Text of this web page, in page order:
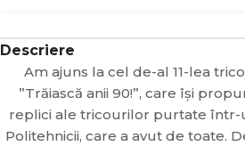
Descriere
Am ajuns la cel de-al 11-lea
”Trăiască anii 90!”, care își
replici ale tricourilor purtate într-
Politehnicii, care a avut de toate.